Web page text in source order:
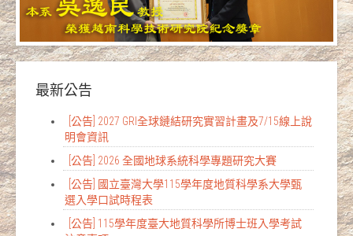
最新公告
[公告] 2027 GRI全球鏈結研究實習計畫及7/15線上說
明會資訊
[公告] 2026 全國地球系統科學專題研究大賽
[公告] 國立臺灣大學115學年度地質科學系大學甄
選入學口試時程表
[公告] 115學年度臺大地質科學所博士班入學考試